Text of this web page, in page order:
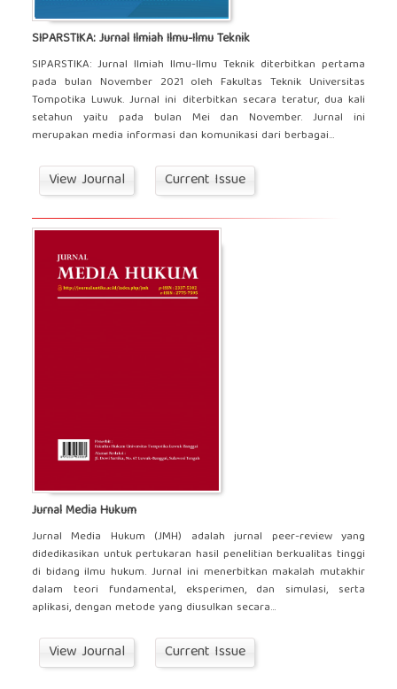
SIPARSTIKA: Jurnal Ilmiah Ilmu-Ilmu Teknik
SIPARSTIKA: Jurnal Ilmiah Ilmu-Ilmu Teknik diterbitkan pertama
pada bulan November 2021 oleh Fakultas Teknik Universitas
Tompotika Luwuk. Jurnal ini diterbitkan secara teratur, dua kali
setahun yaitu pada bulan Mei dan November. Jurnal ini
merupakan media informasi dan komunikasi dari berbagai...
View Journal Current Issue
Jurnal Media Hukum
Jurnal Media Hukum (JMH) adalah jurnal peer-review yang
didedikasikan untuk pertukaran hasil penelitian berkualitas tinggi
di bidang ilmu hukum. Jurnal ini menerbitkan makalah mutakhir
dalam teori fundamental, eksperimen, dan simulasi, serta
aplikasi, dengan metode yang diusulkan secara...
View Journal Current Issue